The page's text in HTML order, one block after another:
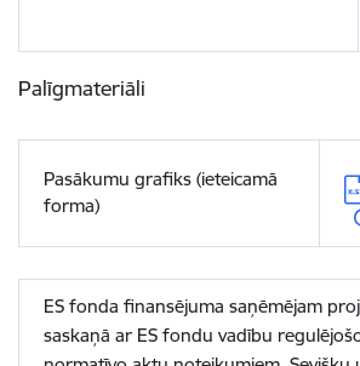
Palīgmateriāli
Pasākumu grafiks (ieteicamā
forma)
ES fonda finansējuma saņēmējam
saskaņā ar ES fondu vadību